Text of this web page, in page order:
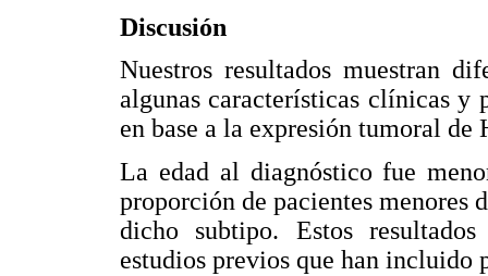
Discusión
Nuestros resultados muestran
algunas características clínicas y
en base a la expresión tumoral
La edad al diagnóstico fue
proporción de pacientes menores
dicho subtipo. Estos
estudios previos que han incluido